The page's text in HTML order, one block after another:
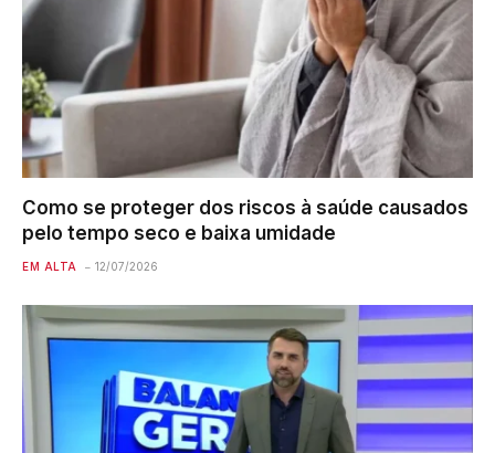
Como se proteger dos riscos à saúde causados
pelo tempo seco e baixa umidade
EM ALTA 12/07/2026